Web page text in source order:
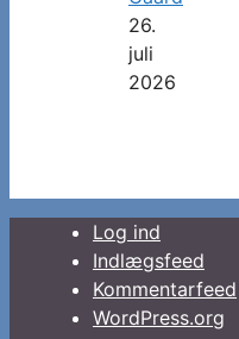
26.
juli
2026
Log ind
Indlægsfeed
Kommentarfeed
WordPress.org